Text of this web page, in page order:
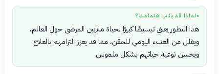
● لماذا قد يثير اهتمامك؟
هذا التطور يعني تبسيطًا كبيرًا لحياة ملايين المرضى حول العالم،
ويقلل من العبء اليومي للحقن، مما قد يعزز التزامهم بالعلاج
ويحسن نوعية حياتهم بشكل ملموس.